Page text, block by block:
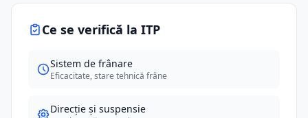
Ce se verifică la ITP
Sistem de frânare
Eficacitate, stare tehnică frâne
Direcție și suspensie